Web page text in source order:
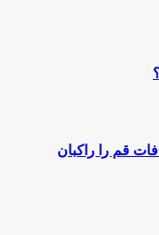
تصادفات قم را راکبان